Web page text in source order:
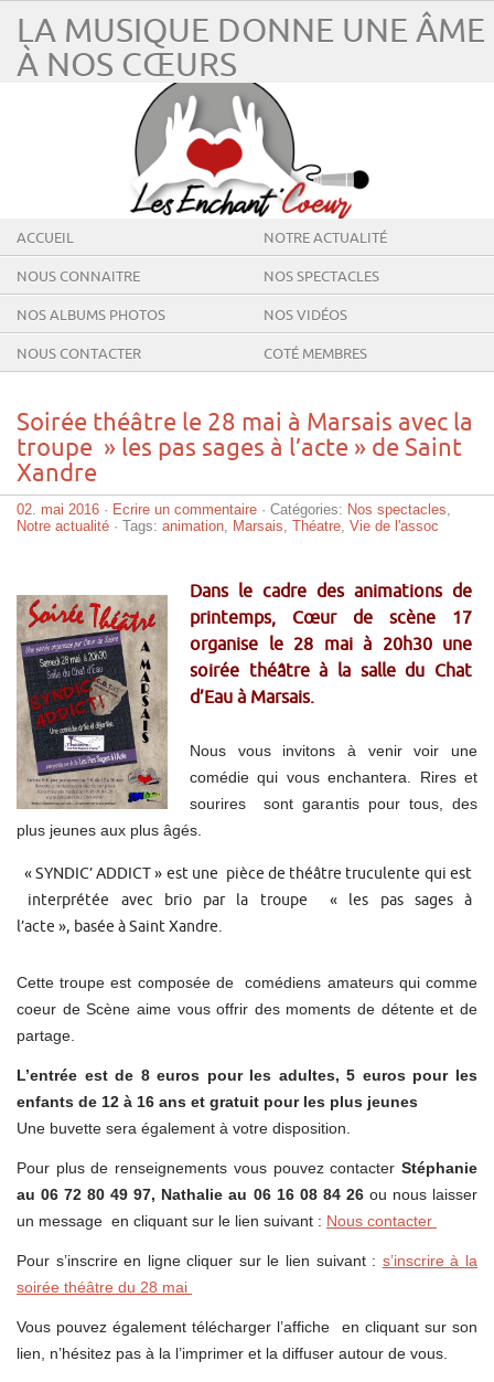
LA MUSIQUE DONNE UNE ÂME
À NOS CŒURS
ACCUEIL NOTRE ACTUALITÉ
NOUS CONNAITRE NOS SPECTACLES
NOS ALBUMS PHOTOS NOS VIDÉOS
NOUS CONTACTER COTÉ MEMBRES
Soirée théâtre le 28 mai à Marsais avec la
troupe » les pas sages à l’acte » de Saint
Xandre
02. mai 2016 · Ecrire un commentaire · Catégories: Nos spectacles
Notre actualité · Tags: animation Marsais Théatre Vie de l'assoc
Dans le cadre des animations de
printemps, Cœur de scène 17
organise le 28 mai à 20h30 une
soirée théâtre à la salle du Chat
d’Eau à Marsais.
Nous vous invitons à venir voir une
comédie qui vous enchantera. Rires et
sourires sont garantis pour tous, des
plus jeunes aux plus âgés.
« SYNDIC’ ADDICT » est une pièce de théâtre truculente qui est
interprétée avec brio par la troupe « les pas sages à
l’acte », basée à Saint Xandre.
Cette troupe est composée de comédiens amateurs qui comme
coeur de Scène aime vous offrir des moments de détente et de
partage.
L’entrée est de 8 euros pour les adultes, 5 euros pour les
enfants de 12 à 16 ans et gratuit pour les plus jeunes
Une buvette sera également à votre disposition.
Pour plus de renseignements vous pouvez contacter Stéphanie
au 06 72 80 49 97, Nathalie au 06 16 08 84 26 ou nous laisser
un message en cliquant sur le lien suivant : Nous contacter
Pour s’inscrire en ligne cliquer sur le lien suivant : s’inscrire à la
soirée théâtre du 28 mai
Vous pouvez également télécharger l’affiche en cliquant sur son
lien, n’hésitez pas à la l’imprimer et la diffuser autour de vous.